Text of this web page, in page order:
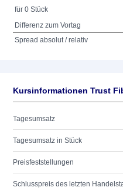
für 0 Stück
Differenz zum Vortag
Spread absolut / relativ
Kursinformationen Trust
Tagesumsatz
Tagesumsatz in Stück
Preisfeststellungen
Schlusspreis des letzten